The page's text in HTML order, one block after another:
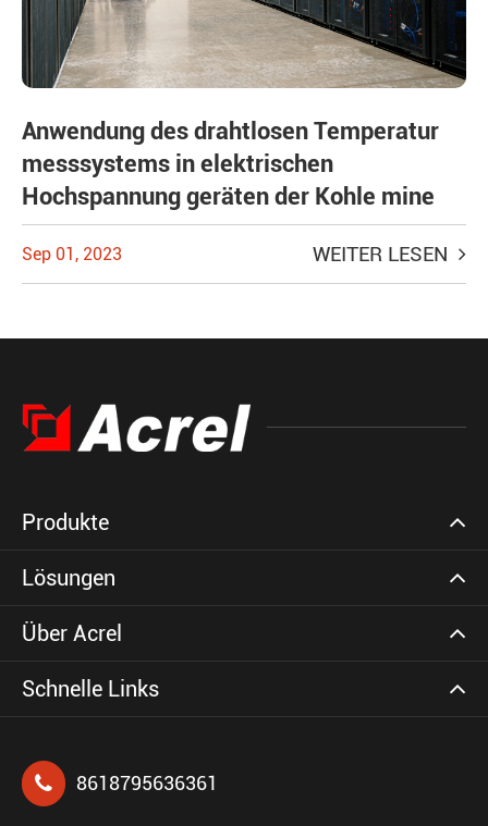
Anwendung des drahtlosen Temperatur
messsystems in elektrischen
Hochspannung geräten der Kohle mine
Sep 01, 2023 WEITER LESEN
Produkte
Lösungen
Über Acrel
Schnelle Links
8618795636361